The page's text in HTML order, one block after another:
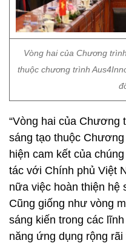
Vòng hai của Chương
thuộc chương trình
“Vòng hai của
sáng tạo thuộc
hiện cam kết của
tác với Chính phủ Việt
nữa việc hoàn thiện hệ
Cũng giống như vòng
sáng kiến trong các
năng ứng dụng rộng